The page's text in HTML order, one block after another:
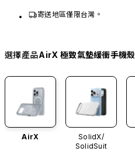
寄送地區僅限台灣。
選擇產品AirX 極致氣墊緩衝手機殼
AirX
SolidX/
SolidSuit